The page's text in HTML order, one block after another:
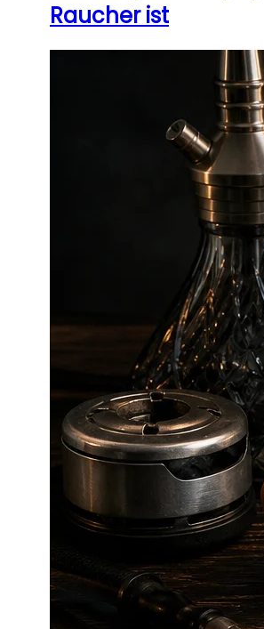
Raucher ist